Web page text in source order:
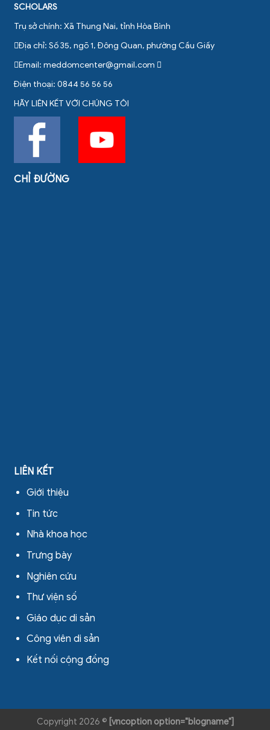
SCHOLARS
Trụ sở chính: Xã Thung Nai, tỉnh Hòa Bình
Địa chỉ: Số 35, ngõ 1, Đông Quan, phường Cầu Giấy
Email: meddomcenter@gmail.com
Điện thoại: 0844 56 56 56
HÃY LIÊN KẾT VỚI CHÚNG TÔI
CHỈ ĐƯỜNG
LIÊN KẾT
Giới thiệu
Tin tức
Nhà khoa học
Trưng bày
Nghiên cứu
Thư viện số
Giáo dục di sản
Công viên di sản
Kết nối cộng đồng
Copyright 2026 © [vncoption option="blogname"]